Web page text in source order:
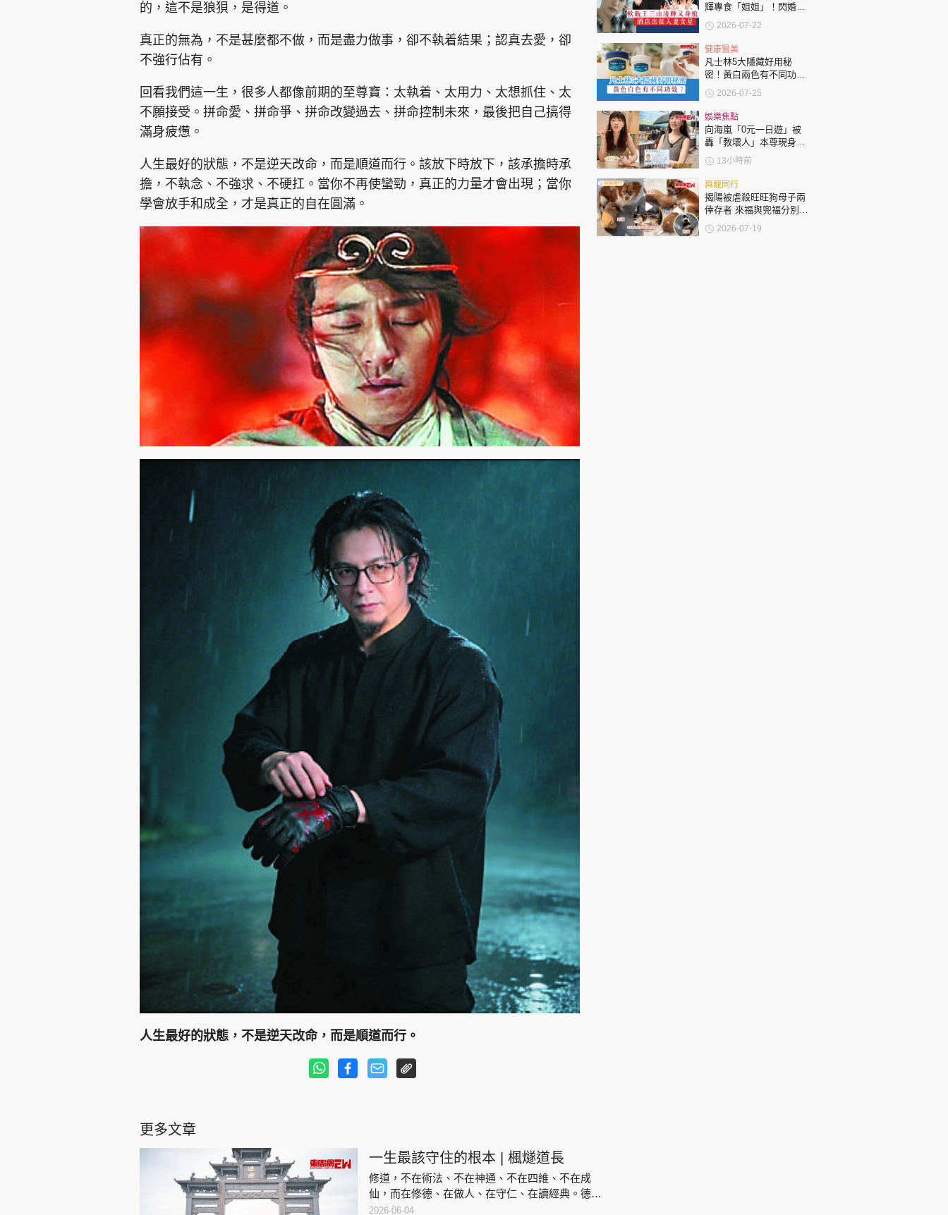
的，這不是狼狽，是得道。
真正的無為，不是甚麼都不做，而是盡力做事，卻不執着結果；認真去愛，卻
不強行佔有。
回看我們這一生，很多人都像前期的至尊寶：太執着、太用力、太想抓住、太
不願接受。拼命愛、拼命爭、拼命改變過去、拼命控制未來，最後把自己搞得
滿身疲憊。
人生最好的狀態，不是逆天改命，而是順道而行。該放下時放下，該承擔時承
擔，不執念、不強求、不硬扛。當你不再使蠻勁，真正的力量才會出現；當你
學會放手和成全，才是真正的自在圓滿。
人生最好的狀態，不是逆天改命，而是順道而行。
輝專食「姐姐」！閃婚未
夠一年身痕偷食人妻女星
酒店爆房出征
2026-07-22
健康醫美
凡士林5大隱藏好用秘
密！黃白兩色有不同功
效？
2026-07-25
娛樂焦點
向海嵐「0元一日遊」被
轟「教壞人」本尊現身回
應網民
13小時前
與寵同行
揭陽被虐殺旺旺狗母子兩
倖存者 來福與兜福分別被
收養
2026-07-19
更多文章
一生最該守住的根本 | 楓燧道長
修道，不在術法、不在神通、不在四維、不在成
仙，而在修德、在做人、在守仁、在讀經典。德行
穩固、仁心在心、身體安康、為人端正，這便是修
2026-06-04